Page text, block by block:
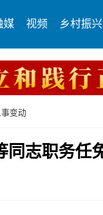
媒 视频 乡村振兴
变动
同志职务任